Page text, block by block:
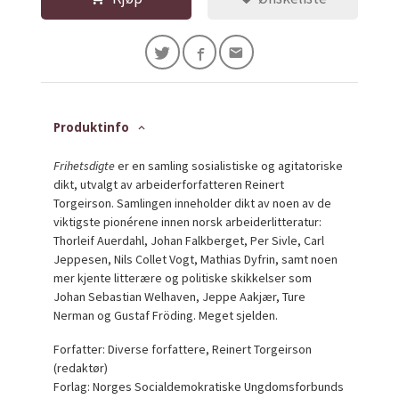
Produktinfo
Frihetsdigteer en samling sosialistiske og agitatoriske
dikt, utvalgt av arbeiderforfatteren Reinert
Torgeirson. Samlingen inneholder dikt av noen av de
viktigste pionérene innen norsk arbeiderlitteratur:
Thorleif Auerdahl, Johan Falkberget, Per Sivle, Carl
Jeppesen, Nils Collet Vogt, Mathias Dyfrin, samt noen
mer kjente litterære og politiske skikkelser som
Johan Sebastian Welhaven, Jeppe Aakjær, Ture
Nerman og Gustaf Fröding. Meget sjelden.
Forfatter: Diverse forfattere, Reinert Torgeirson
(redaktør)
Forlag: Norges Socialdemokratiske Ungdomsforbunds